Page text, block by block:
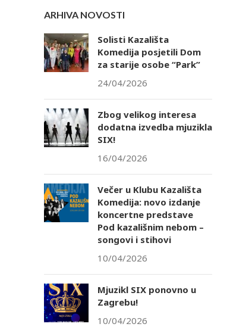
ARHIVA NOVOSTI
Solisti Kazališta
Komedija posjetili Dom
za starije osobe “Park”
24/04/2026
Zbog velikog interesa
dodatna izvedba mjuzikla
SIX!
16/04/2026
Večer u Klubu Kazališta
Komedija: novo izdanje
koncertne predstave
Pod kazališnim nebom –
songovi i stihovi
10/04/2026
Mjuzikl SIX ponovno u
Zagrebu!
10/04/2026